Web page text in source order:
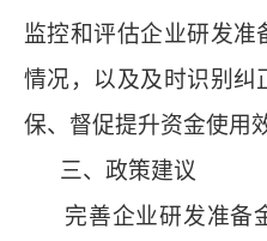
监控和评估企业研发
情况，以及及时识别
保、督促提升资金使用
三、政策建议
完善企业研发准备